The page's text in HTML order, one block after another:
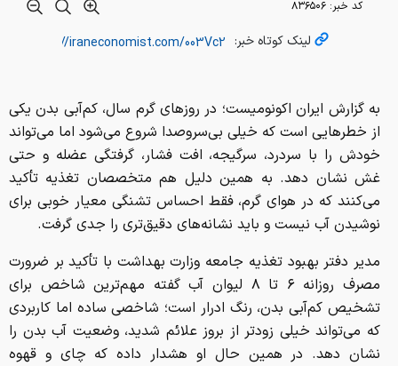
کد خبر: ۸۳۶۵۰۶
لینک کوتاه خبر:
به گزارش ایران اکونومیست؛ در روزهای گرم سال، کم‌آبی بدن یکی
از خطرهایی است که خیلی بی‌سروصدا شروع می‌شود اما می‌تواند
خودش را با سردرد، سرگیجه، افت فشار، گرفتگی عضله و حتی
غش نشان دهد. به همین دلیل هم متخصصان تغذیه تأکید
می‌کنند که در هوای گرم، فقط احساس تشنگی معیار خوبی برای
نوشیدن آب نیست و باید نشانه‌های دقیق‌تری را جدی گرفت.
مدیر دفتر بهبود تغذیه جامعه وزارت بهداشت با تأکید بر ضرورت
مصرف روزانه ۶ تا ۸ لیوان آب گفته مهم‌ترین شاخص برای
تشخیص کم‌آبی بدن، رنگ ادرار است؛ شاخصی ساده اما کاربردی
که می‌تواند خیلی زودتر از بروز علائم شدید، وضعیت آب بدن را
نشان دهد. در همین حال او هشدار داده که چای و قهوه